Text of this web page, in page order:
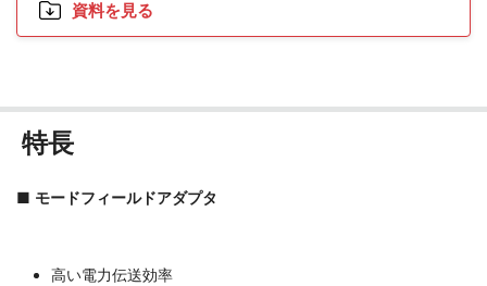
資料を見る
特長
■ モードフィールドアダプタ
高い電力伝送効率